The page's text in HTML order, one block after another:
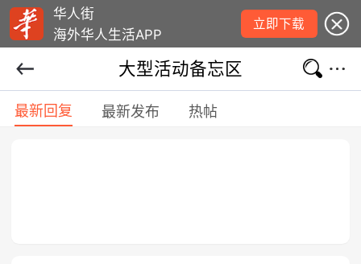
华人街
海外华人生活APP
立即下载
大型活动备忘区
最新回复 最新发布 热帖